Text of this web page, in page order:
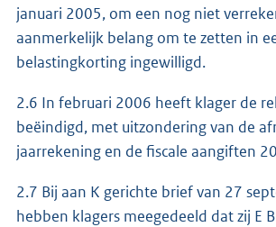
januari 2005, om een nog niet
aanmerkelijk belang om te zetten in
belastingkorting ingewilligd.
2.6 In februari 2006 heeft klager de
beëindigd, met uitzondering van de
jaarrekening en de fiscale aangiften
2.7 Bij aan K gerichte brief van 27
hebben klagers meegedeeld dat zij E